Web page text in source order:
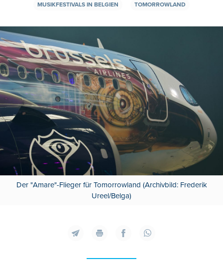
MUSIKFESTIVALS IN BELGIEN
TOMORROWLAND
Der "Amare"-Flieger für Tomorrowland (Archivbild: Frederik
Ureel/Belga)